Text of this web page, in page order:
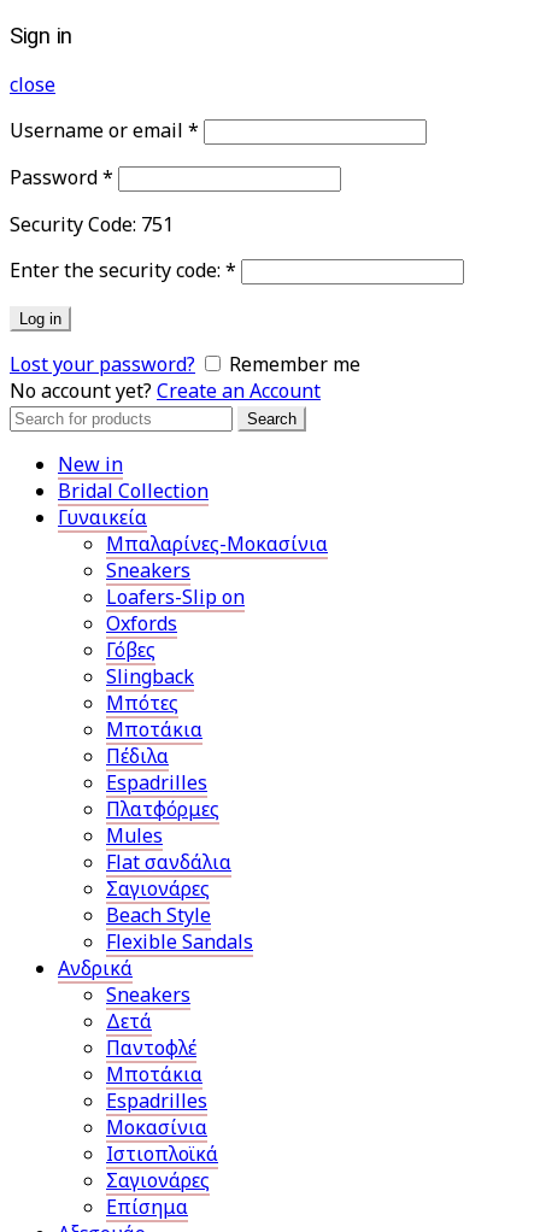
Sign in
close
Username or email *
Password*
Security Code: 751
Enter the security code: *
Log in
Lost your password?
Remember me
No account yet? Create an Account
Search
Search
New in
Bridal Collection
Γυναικεία
Μπαλαρίνες-Μοκασίνια
Sneakers
Loafers-Slip on
Oxfords
Γόβες
Slingback
Μπότες
Μποτάκια
Πέδιλα
Espadrilles
Πλατφόρμες
Mules
Flat σανδάλια
Σαγιονάρες
Beach Style
Flexible Sandals
Ανδρικά
Sneakers
Δετά
Παντοφλέ
Μποτάκια
Espadrilles
Μοκασίνια
Ιστιοπλοϊκά
Σαγιονάρες
Επίσημα